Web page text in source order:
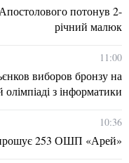
потонув 2-
річний малюк
11:00
виборов бронзу на
з інформатики
10:36
253 ОШП «Арей»